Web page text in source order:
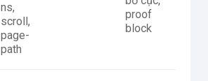
ns,
scroll,
page-
path
proof
block